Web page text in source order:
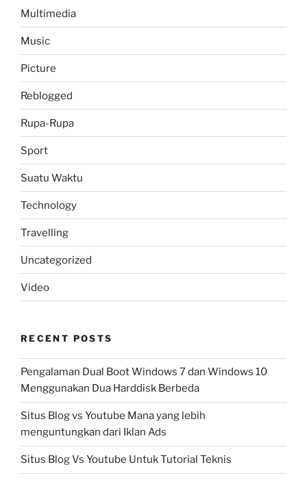
Multimedia
Music
Picture
Reblogged
Rupa-Rupa
Sport
Suatu Waktu
Technology
Travelling
Uncategorized
Video
RECENT POSTS
Pengalaman Dual Boot Windows 7 dan Windows 10
Menggunakan Dua Harddisk Berbeda
Situs Blog vs Youtube Mana yang lebih
menguntungkan dari Iklan Ads
Situs Blog Vs Youtube Untuk Tutorial Teknis